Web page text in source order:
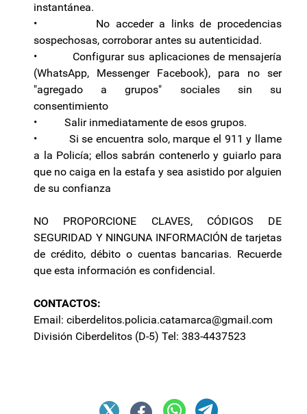
instantánea.
• No acceder a links de procedencias
sospechosas, corroborar antes su autenticidad.
• Configurar sus aplicaciones de mensajería
(WhatsApp, Messenger Facebook), para no ser
"agregado a grupos" sociales sin su
consentimiento
• Salir inmediatamente de esos grupos.
• Si se encuentra solo, marque el 911 y llame
a la Policía; ellos sabrán contenerlo y guiarlo para
que no caiga en la estafa y sea asistido por alguien
de su confianza
NO PROPORCIONE CLAVES, CÓDIGOS DE
SEGURIDAD Y NINGUNA INFORMACIÓN de tarjetas
de crédito, débito o cuentas bancarias. Recuerde
que esta información es confidencial.
CONTACTOS:
Email: ciberdelitos.policia.catamarca@gmail.com
División Ciberdelitos (D-5) Tel: 383-4437523